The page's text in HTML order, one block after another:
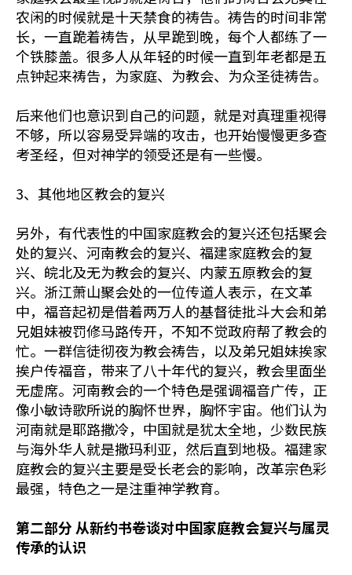
农闲的时候就是十天禁食的祷告。祷告的时间非常
长，一直跪着祷告，从早跪到晚，每个人都练了一
个铁膝盖。很多人从年轻的时候一直到年老都是五
点钟起来祷告，为家庭、为教会、为众圣徒祷告。
后来他们也意识到自己的问题，就是对真理重视得
不够，所以容易受异端的攻击，也开始慢慢更多查
考圣经，但对神学的领受还是有一些慢。
3、其他地区教会的复兴
另外，有代表性的中国家庭教会的复兴还包括聚会
处的复兴、河南教会的复兴、福建家庭教会的复
兴、皖北及无为教会的复兴、内蒙五原教会的复
兴。浙江萧山聚会处的一位传道人表示，在文革
中，福音起初是借着两万人的基督徒批斗大会和弟
兄姐妹被罚修马路传开，不知不觉政府帮了教会的
忙。一群信徒彻夜为教会祷告，以及弟兄姐妹挨家
挨户传福音，带来了八十年代的复兴，教会里面坐
无虚席。河南教会的一个特色是强调福音广传，正
像小敏诗歌所说的胸怀世界，胸怀宇宙。他们认为
河南就是耶路撒冷，中国就是犹太全地，少数民族
与海外华人就是撒玛利亚，然后直到地极。福建家
庭教会的复兴主要是受长老会的影响，改革宗色彩
最强，特色之一是注重神学教育。
第二部分 从新约书卷谈对中国家庭教会复兴与属灵
传承的认识